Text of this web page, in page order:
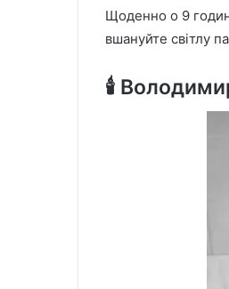
Щоденно о 9
вшануйте світлу
🕯️